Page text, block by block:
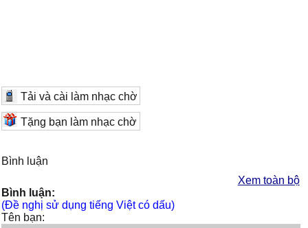
Tải và cài làm nhạc chờ
Tặng bạn làm nhạc chờ
Bình luận
Xem toàn bộ
Bình luận:
(Đề nghị sử dụng tiếng Việt có dấu)
Tên bạn: